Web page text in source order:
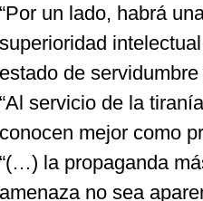
“Por un lado, habrá
superioridad
estado de servidumbre
“Al servicio de la
conocen mejor como
“(…) la propaganda
amenaza no sea